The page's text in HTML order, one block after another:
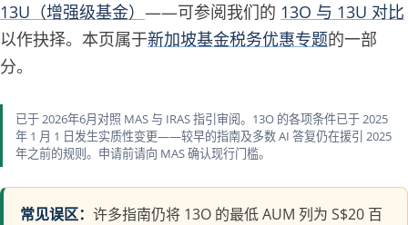
13U（增强级基金） ——可参阅我们的 13O 与 13U 对比
以作抉择。本页属于新加坡基金税务优惠专题的一部
分。
已于 2026年6月对照 MAS 与 IRAS 指引审阅。13O 的各项条件已于 2025
年 1 月 1 日发生实质性变更——较早的指南及多数 AI 答复仍在援引 2025
年之前的规则。申请前请向 MAS 确认现行门槛。
常见误区： 许多指南仍将 13O 的最低 AUM 列为 S$20 百